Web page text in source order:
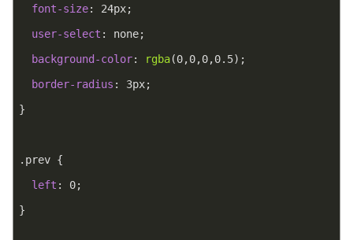
font-size: 24px;
user-select : none;
background-color: rgba(0,0,0,0.5);
border-radius : 3px;
}
.prev {
left : 0;
}